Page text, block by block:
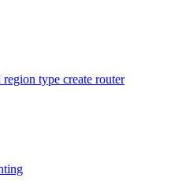
type create router